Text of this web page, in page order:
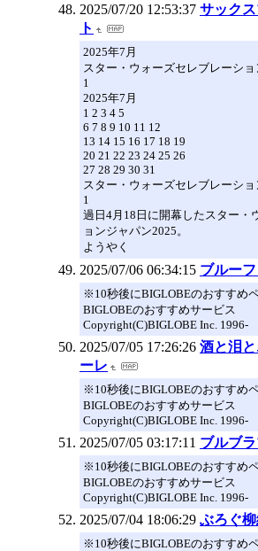
2025/07/20 12:53:37 サック
ト
2025年7月
スター・ウォーズセレブレーシ
1
2025年7月
1 2 3 4 5
6 7 8 9 10 11 12
13 14 15 16 17 18 19
20 21 22 23 24 25 26
27 28 29 30 31
スター・ウォーズセレブレーシ
1
過日4月18日に開幕したスター・
ョンジャパン2025。
ようやく
2025/07/06 06:34:15 ブルー
※10秒後にBIGLOBEのおすすめ
BIGLOBEのおすすめサービス
Copyright(C)BIGLOBE Inc. 1996-
2025/07/05 17:26:26 酒と泪
ーレ
※10秒後にBIGLOBEのおすすめ
BIGLOBEのおすすめサービス
Copyright(C)BIGLOBE Inc. 1996-
2025/07/05 03:17:11 ブルブ
※10秒後にBIGLOBEのおすすめ
BIGLOBEのおすすめサービス
Copyright(C)BIGLOBE Inc. 1996-
2025/07/04 18:06:29 ぶろぐ
※10秒後にBIGLOBEのおすすめ